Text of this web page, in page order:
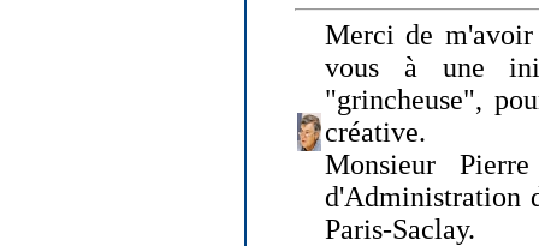
Merci de
vous à une
"grincheuse",
créative.
Monsieur
d'Administration
Paris-Saclay.